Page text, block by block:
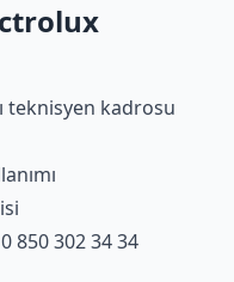
teknisyen kadrosu
850 302 34 34